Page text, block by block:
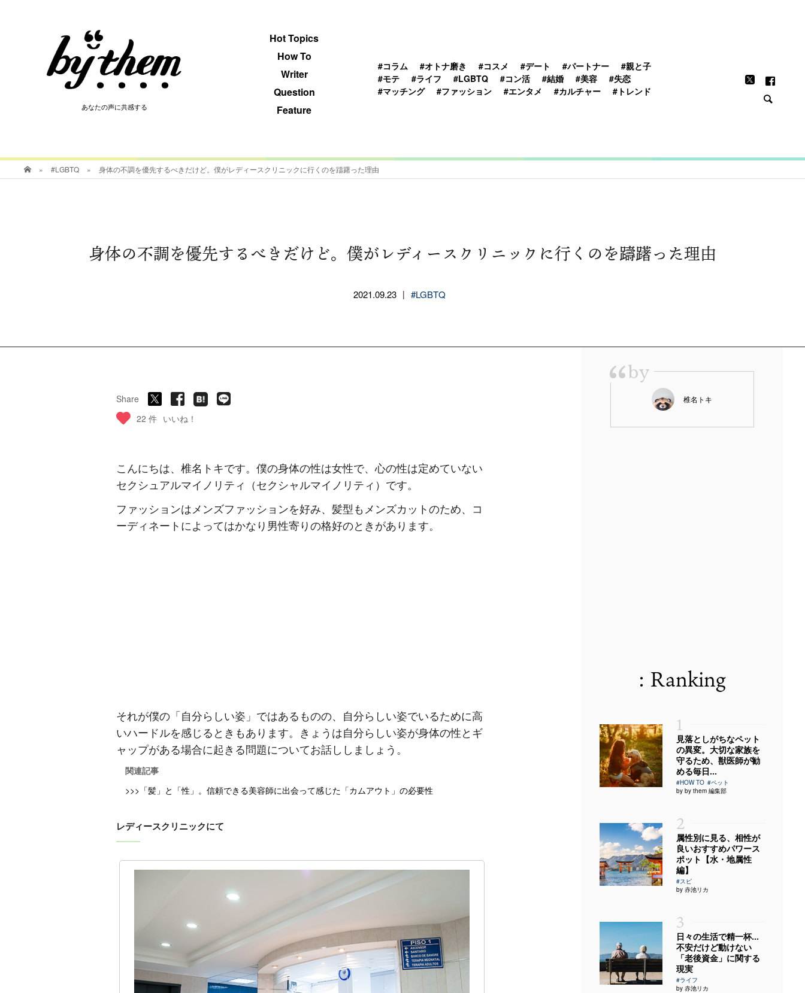
あなたの声に共感する
Hot Topics
How To
Writer
Question
Feature
#コラム #オトナ磨き #コスメ #デート #パートナー
#親と子
#モテ
#ライフ #LGBTQ #コン活 #結婚 #美容
#失恋
#マッチング
#ファッション #エンタメ #カルチャー #トレンド
あなたの声に共感する
» #LGBTQ » 身体の不調を優先するべきだけど。僕がレディースクリニックに行くのを躊躇った理由
身体の不調を優先するべきだけど。僕がレディースクリニックに行くのを躊躇った理由
2021.09.23 | #LGBTQ
Share
22 件 いいね！
こんにちは、椎名トキです。僕の身体の性は女性で、心の性は定めていない
セクシュアルマイノリティ（セクシャルマイノリティ）です。
ファッションはメンズファッションを好み、髪型もメンズカットのため、コ
ーディネートによってはかなり男性寄りの格好のときがあります。
それが僕の「自分らしい姿」ではあるものの、自分らしい姿でいるために高
いハードルを感じるときもあります。きょうは自分らしい姿が身体の性とギ
ャップがある場合に起きる問題についてお話ししましょう。
関連記事
>>>「髪」と「性」。信頼できる美容師に出会って感じた「カムアウト」の必要性
レディースクリニックにて
“by
椎名トキ
: Ranking
1
見落としがちなペット
の異変。大切な家族を
守るため、獣医師が勧
める毎日...
#HOW TO #ペット
by by them 編集部
2
属性別に見る、相性が
良いおすすめパワース
ポット【水・地属性
編】
#スピ
by 赤池リカ
3
日々の生活で精一杯…
不安だけど動けない
「老後資金」に関する
現実
#ライフ
by 赤池リカ